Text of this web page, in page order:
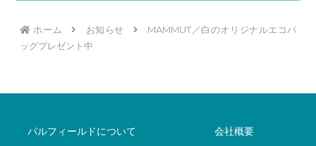
ホーム お知らせ
MAMMUT／白のオリジナルエコバ
ッグプレゼント中
パルフィールドについて
会社概要